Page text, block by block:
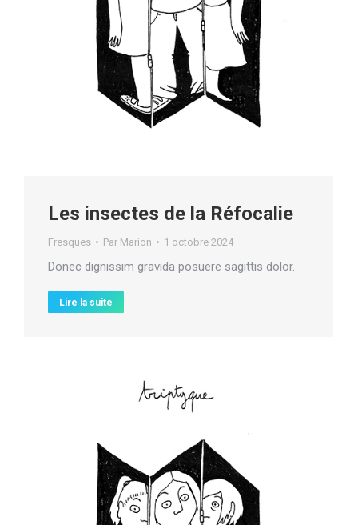
Les insectes de la Réfocalie
Fresques Par Marion 1 octobre 2024
Donec dignissim gravida posuere sagittis dolor.
Lire la suite